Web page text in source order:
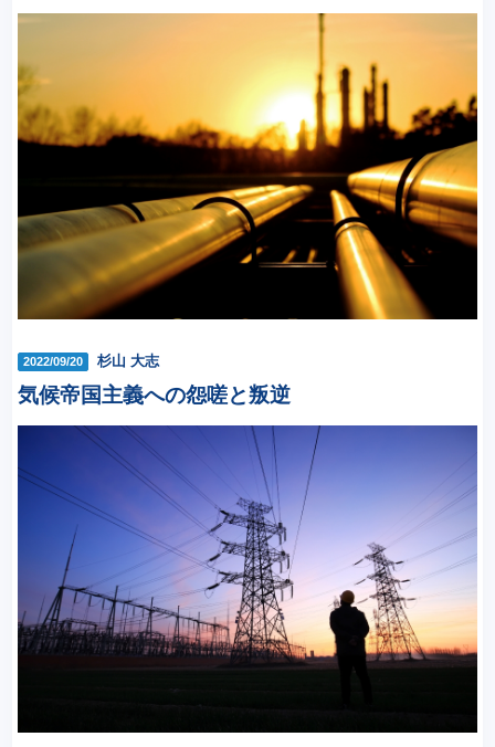
2022/09/20 杉山 大志
気候帝国主義への怨嗟と叛逆